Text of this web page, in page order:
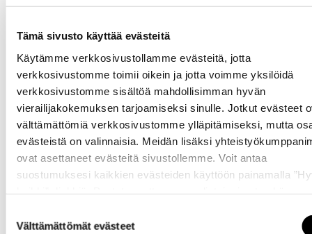
Tämä sivusto käyttää evästeitä
Käytämme verkkosivustollamme evästeitä, jotta
verkkosivustomme toimii oikein ja jotta voimme yksilöidä
verkkosivustomme sisältöä mahdollisimman hyvän
vierailijakokemuksen tarjoamiseksi sinulle. Jotkut evästeet
välttämättömiä verkkosivustomme ylläpitämiseksi, mutta
evästeistä on valinnaisia. Meidän lisäksi
ovat asettaneet evästeitä sivustollemme. Voit antaa
suostumuksesi kaikkien evästeiden käyttöön painamalla
valinta
Välttämättömät evästeet
Katso saatavuus
myymälässä